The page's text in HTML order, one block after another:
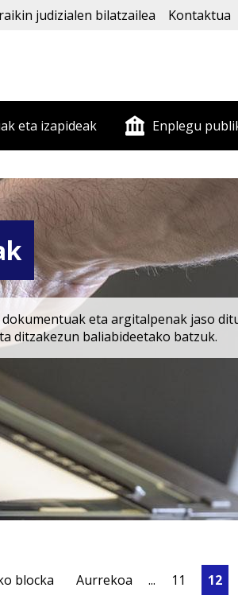
judizialen bilatzailea Kontaktua
eta izapideak Enplegu
eta argitalpenak jaso
ditzakezun baliabideetako batzuk.
blocka Aurrekoa ... 11 12